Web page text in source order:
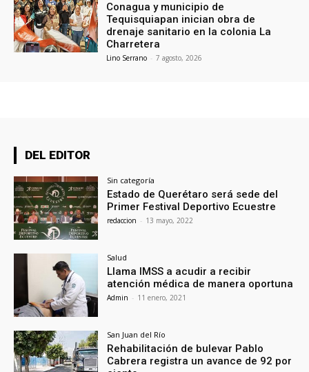
Conagua y municipio de
Tequisquiapan inician obra de
drenaje sanitario en la colonia La
Charretera
Lino Serrano - 7 agosto, 2026
DEL EDITOR
Sin categoría
Estado de Querétaro será sede del
Primer Festival Deportivo Ecuestre
redaccion - 13 mayo, 2022
Salud
Llama IMSS a acudir a recibir
atención médica de manera oportuna
Admin - 11 enero, 2021
San Juan del Río
Rehabilitación de bulevar Pablo
Cabrera registra un avance de 92 por